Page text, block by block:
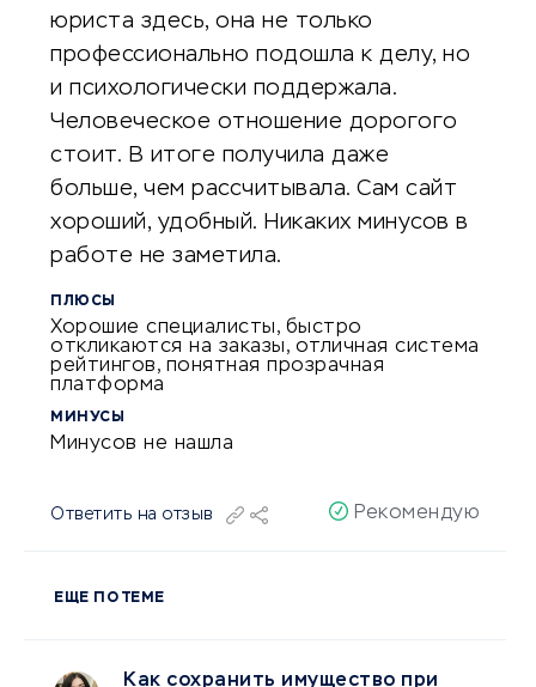
юриста здесь, она не только
профессионально подошла к делу, но
и психологически поддержала.
Человеческое отношение дорогого
стоит. В итоге получила даже
больше, чем рассчитывала. Сам сайт
хороший, удобный. Никаких минусов в
работе не заметила.
ПЛЮСЫ
Хорошие специалисты, быстро
откликаются на заказы, отличная система
рейтингов, понятная прозрачная
платформа
МИНУСЫ
Минусов не нашла
Ответить на отзыв Рекомендую
ЕЩЕ ПО ТЕМЕ
Как сохранить имущество при